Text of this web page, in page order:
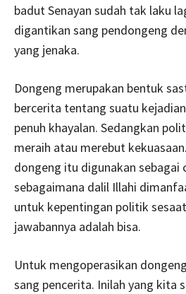
badut Senayan sudah tak laku
digantikan sang pendongeng
yang jenaka.
Dongeng merupakan bentuk
bercerita tentang suatu
penuh khayalan. Sedangkan
meraih atau merebut
dongeng itu digunakan sebagai
sebagaimana dalil Illahi
untuk kepentingan politik
jawabannya adalah bisa.
Untuk mengoperasikan
sang pencerita. Inilah yang kita